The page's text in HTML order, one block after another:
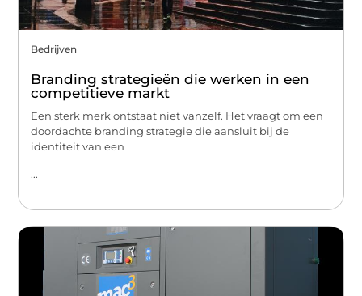
Bedrijven
Branding strategieën die werken in een
competitieve markt
Een sterk merk ontstaat niet vanzelf. Het vraagt om een
doordachte branding strategie die aansluit bij de
identiteit van een
...